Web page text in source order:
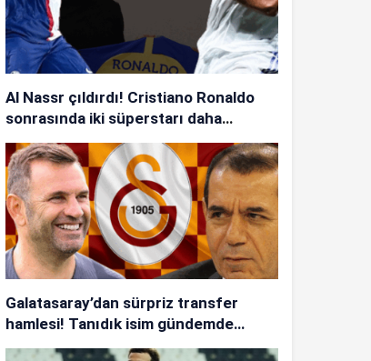
Al Nassr çıldırdı! Cristiano Ronaldo
sonrasında iki süperstarı daha
istiyorlar…
Galatasaray’dan sürpriz transfer
hamlesi! Tanıdık isim gündemde…